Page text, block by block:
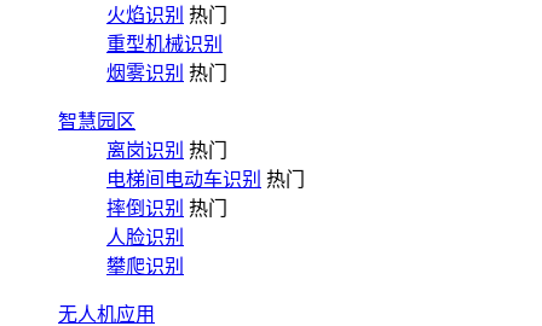
火焰识别 热门
重型机械识别
烟雾识别 热门
智慧园区
离岗识别 热门
电梯间电动车识别 热门
摔倒识别 热门
人脸识别
攀爬识别
无人机应用